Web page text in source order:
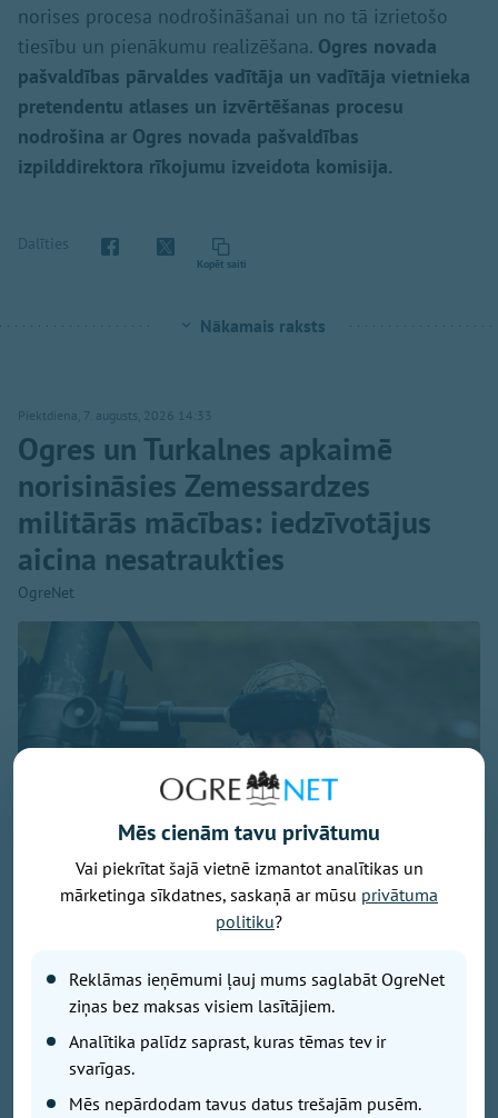
norises procesa nodrošināšanai un no tā izrietošo
tiesību un pienākumu realizēšana. Ogres novada
pašvaldības pārvaldes vadītāja un vadītāja vietnieka
pretendentu atlases un izvērtēšanas procesu
nodrošina ar Ogres novada pašvaldības
izpilddirektora rīkojumu izveidota komisija.
Dalīties
Kopēt saiti
Nākamais raksts
Piektdiena, 7. augusts, 2026 14:33
Ogres un Turkalnes apkaimē
norisināsies Zemessardzes
militārās mācības: iedzīvotājus
aicina nesatraukties
OgreNet
No 7. līdz 9. augustam Ogres militārajā bāzē un
Turkalnes mežos notiks Zemessardzes 2. Vidzemes
brigādes 54. kaujas atbalsta bataljona apmācības.
Iedzīvotāji tiek aicināti ar sapratni izturēties pret
īslaicīgiem trokšņiem un militārās tehnikas klātbūtni.
Mēs cienām tavu privātumu
Vai piekrītat šajā vietnē izmantot analītikas un
mārketinga sīkdatnes, saskaņā ar mūsu privātuma
politiku?
Reklāmas ieņēmumi ļauj mums saglabāt OgreNet
ziņas bez maksas visiem lasītājiem.
Analītika palīdz saprast, kuras tēmas tev ir
svarīgas.
Mēs nepārdodam tavus datus trešajām pusēm.